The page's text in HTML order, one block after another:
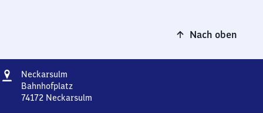
Nach oben
Adresse
Neckarsulm
Bahnhofplatz
74172 Neckarsulm